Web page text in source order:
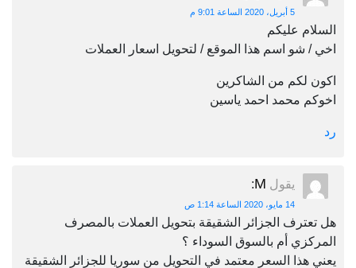
5 أبريل، 2020 الساعة 9:01 م
السلام عليكم
اخي / شو اسم هذا الموقع / لتحويل اسعار العملات
اكون لكم من الشاكرين
اخوكم محمد احمد ياسين
رد
يقول M
:
14 مايو، 2020 الساعة 1:14 ص
هل تعترف الجزائر الشقيقة بتحويل العملات بالمصرف
المركزي أم بالسوق السوداء ؟
يعني هذا السعر معتمد في التحويل من سوريا للجزائر الشقيقة